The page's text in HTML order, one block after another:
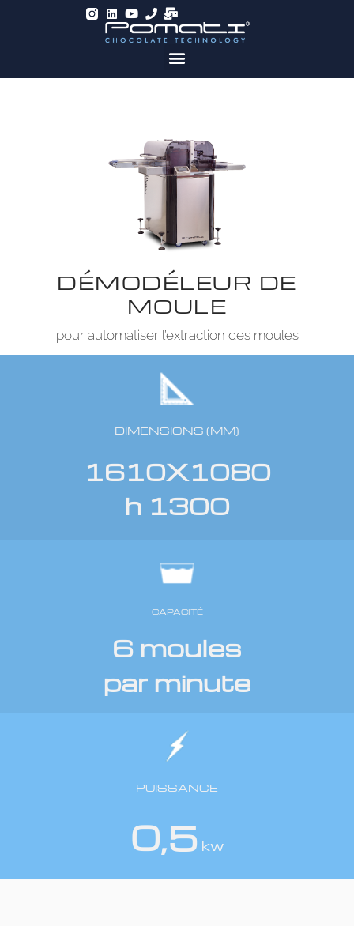
DÉMODÉLEUR DE
MOULE
pour automatiser l’extraction des moules
DIMENSIONS (MM)
1610X1080
h 1300
CAPACITÉ
6 moules
par minute
PUISSANCE
0,5kw